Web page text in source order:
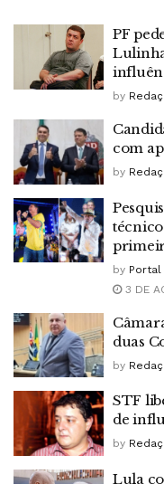
PF
by
com
by
by Portal
3 DE
duas
by
STF
de
by
Lula